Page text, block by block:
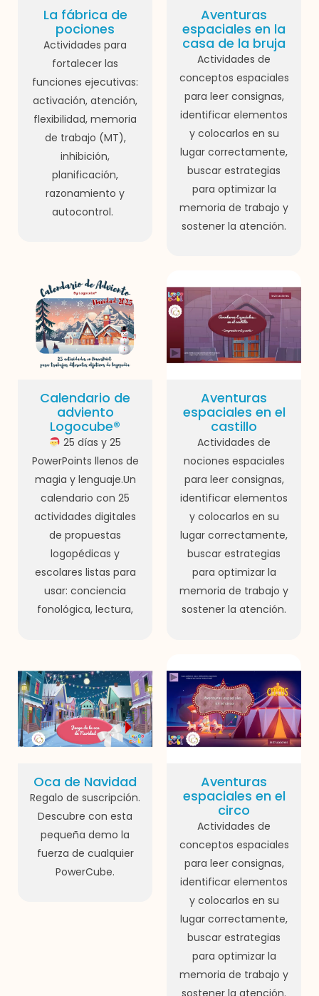
La fábrica de
pociones
Actividades para
fortalecer las
funciones ejecutivas:
activación, atención,
flexibilidad, memoria
de trabajo (MT),
inhibición,
planificación,
razonamiento y
autocontrol.
Aventuras
espaciales en la
casa de la bruja
Actividades de
conceptos espaciales
para leer consignas,
identificar elementos
y colocarlos en su
lugar correctamente,
buscar estrategias
para optimizar la
memoria de trabajo y
sostener la atención.
Calendario de
adviento
Logocube®
25 días y 25
PowerPoints llenos de
magia y lenguaje.Un
calendario con 25
actividades digitales
de propuestas
logopédicas y
escolares listas para
usar: conciencia
fonológica, lectura,
Aventuras
espaciales en el
castillo
Actividades de
nociones espaciales
para leer consignas,
identificar elementos
y colocarlos en su
lugar correctamente,
buscar estrategias
para optimizar la
memoria de trabajo y
sostener la atención.
Oca de Navidad
Regalo de suscripción.
Descubre con esta
pequeña demo la
fuerza de cualquier
PowerCube.
Aventuras
espaciales en el
circo
Actividades de
conceptos espaciales
para leer consignas,
identificar elementos
y colocarlos en su
lugar correctamente,
buscar estrategias
para optimizar la
memoria de trabajo y
sostener la atención.